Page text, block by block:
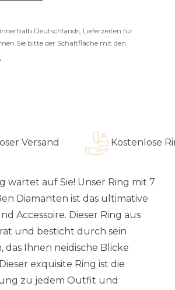
Deutschlands, Lieferzeiten für
Sie bitte der Schaltfläche mit den
Kostenlose
wartet auf Sie! Unser Ring mit 7
Diamanten ist das ultimative
Accessoire. Dieser Ring aus
und besticht durch sein
das Ihnen neidische Blicke
exquisite Ring ist die
zu jedem Outfit und